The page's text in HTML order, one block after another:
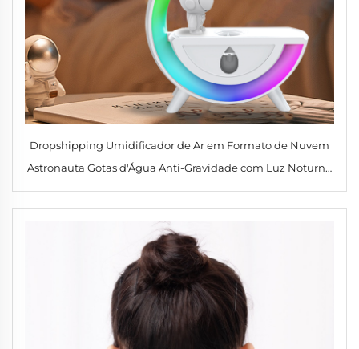
Dropshipping Umidificador de Ar em Formato de Nuvem
Astronauta Gotas d'Água Anti-Gravidade com Luz Noturna
G Shape Umidificador